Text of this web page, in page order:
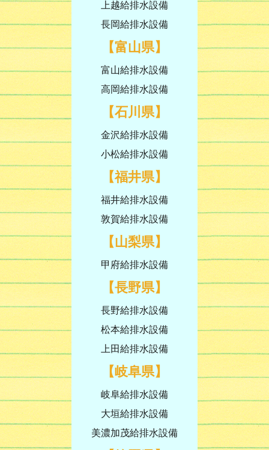
上越給排水設備
長岡給排水設備
【富山県】
富山給排水設備
高岡給排水設備
【石川県】
金沢給排水設備
小松給排水設備
【福井県】
福井給排水設備
敦賀給排水設備
【山梨県】
甲府給排水設備
【長野県】
長野給排水設備
松本給排水設備
上田給排水設備
【岐阜県】
岐阜給排水設備
大垣給排水設備
美濃加茂給排水設備